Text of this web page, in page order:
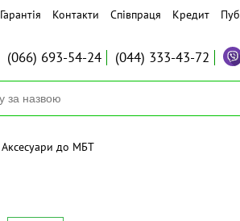
Гарантія Контакти Співпраця Кредит
(066) 693-54-24 (044) 333-43-72
Аксесуари до МБТ